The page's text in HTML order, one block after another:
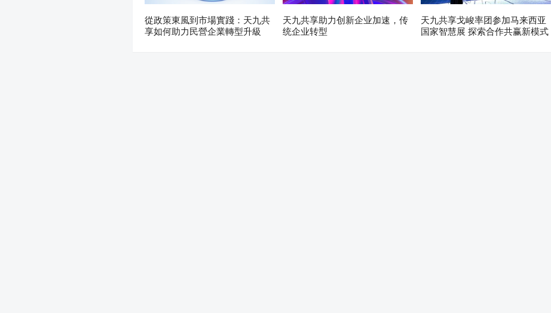
從政策東風到市場實踐：天九共
享如何助力民營企業轉型升級
天九共享助力创新企业加速，传
统企业转型
天九共享戈峻率团参加马来西亚
国家智慧展 探索合作共赢新模式